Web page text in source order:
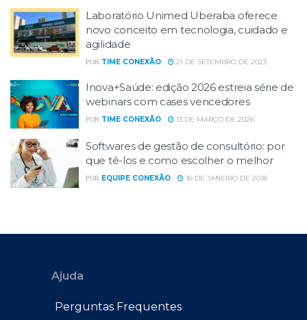
Laboratório Unimed Uberaba oferece
novo conceito em tecnologia, cuidado e
agilidade
POR TIME CONEXÃO 21 DE SETEMBRO DE 2023
Inova+Saúde: edição 2026 estreia série de
webinars com cases vencedores
POR TIME CONEXÃO 13 DE MARÇO DE 2026
Softwares de gestão de consultório: por
que tê-los e como escolher o melhor
POR EQUIPE CONEXÃO 16 DE JANEIRO DE 2018
Ajuda
Perguntas Frequentes